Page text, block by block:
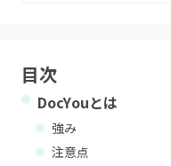
目次
DocYouとは
強み
注意点